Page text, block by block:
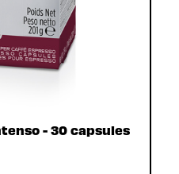
- 30 capsules